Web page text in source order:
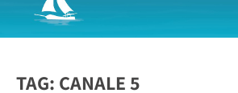
TAG: CANALE 5